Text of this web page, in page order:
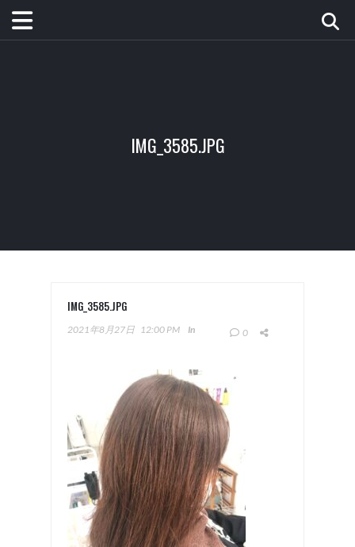
IMG_3585.JPG
IMG_3585.JPG
2021年8月27日 12:00 PM In 0